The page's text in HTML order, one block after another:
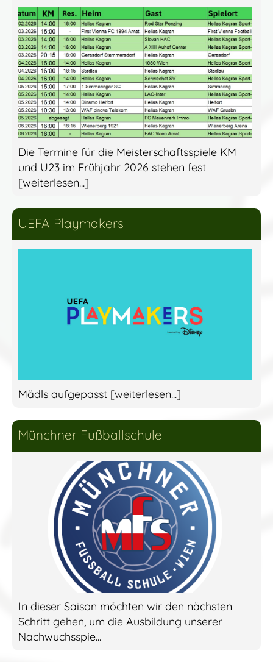
Die Termine für die Meisterschaftsspiele KM
und U23 im Frühjahr 2026 stehen fest
[weiterlesen...]
UEFA Playmakers
Mädls aufgepasst [weiterlesen...]
Münchner Fußballschule
In dieser Saison möchten wir den nächsten
Schritt gehen, um die Ausbildung unserer
Nachwuchsspie...